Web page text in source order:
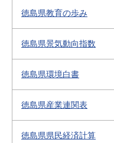
徳島県教育の歩み
徳島県景気動向指数
徳島県環境白書
徳島県産業連関表
徳島県県民経済計算